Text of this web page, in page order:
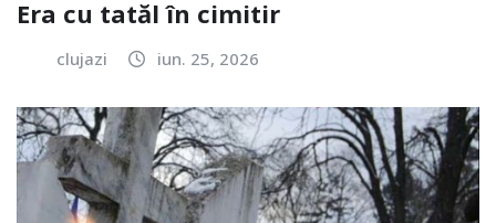
Era cu tatăl în cimitir
clujazi iun. 25, 2026